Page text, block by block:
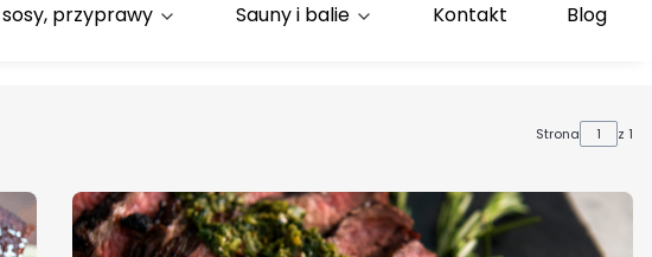
sosy, przyprawy Sauny i balie Kontakt Blog
Strona z 1